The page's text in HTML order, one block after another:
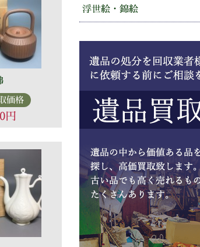
価格
円
浮世絵・錦絵